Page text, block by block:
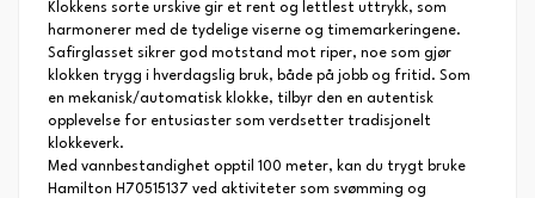
Klokkens sorte urskive gir et rent og lettlest uttrykk, som
harmonerer med de tydelige viserne og timemarkeringene.
Safirglasset sikrer god motstand mot riper, noe som gjør
klokken trygg i hverdagslig bruk, både på jobb og fritid. Som
en mekanisk/automatisk klokke, tilbyr den en autentisk
opplevelse for entusiaster som verdsetter tradisjonelt
klokkeverk.
Med vannbestandighet opptil 100 meter, kan du trygt bruke
Hamilton H70515137 ved aktiviteter som svømming og